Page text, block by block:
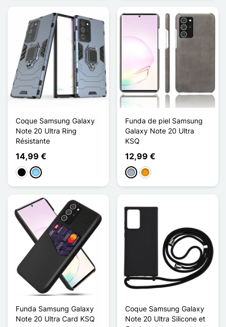
Coque Samsung Galaxy
Note 20 Ultra Ring
Résistante
14,99 €
NegroAzul claro
Funda de piel Samsung
Galaxy Note 20 Ultra
KSQ
12,99 €
Gris Naranja
Funda Samsung Galaxy
Note 20 Ultra Card KSQ
Coque Samsung Galaxy
Note 20 Ultra Silicone et